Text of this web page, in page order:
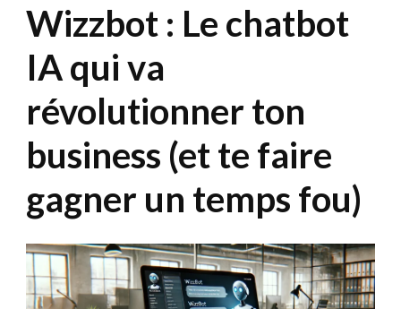
Wizzbot : Le chatbot
IA qui va
révolutionner ton
business (et te faire
gagner un temps fou)